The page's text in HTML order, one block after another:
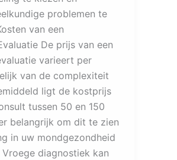
problemen te
van een
De prijs van een
varieert per
van de complexiteit
ligt de kostprijs
tussen 50 en 150
belangrijk om dit te zien
in uw mondgezondheid
diagnostiek kan